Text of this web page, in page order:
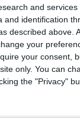
and services
identification
described above.
your
your consent,
only. You can
the "Privacy"
now
your